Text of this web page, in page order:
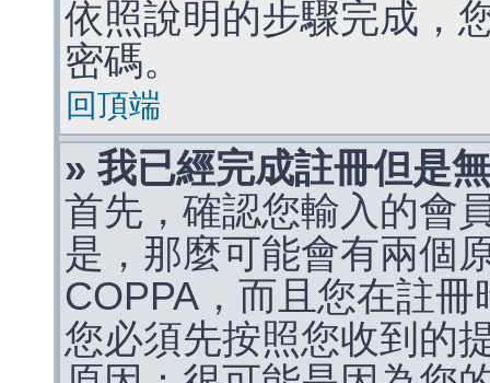
依照說明的步驟完成，
密碼。
回頂端
» 我已經完成註冊但是
首先，確認您輸入的會
是，那麼可能會有兩個
COPPA，而且您在註
您必須先按照您收到的